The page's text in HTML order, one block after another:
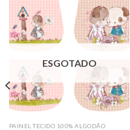
ESGOTADO
PAINEL TECIDO 100% ALGODÃO